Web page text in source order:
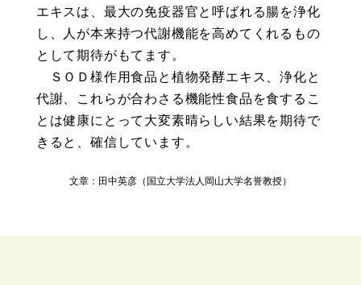
エキスは、最大の免疫器官と呼ばれる腸を浄化
し、人が本来持つ代謝機能を高めてくれるもの
として期待がもてます。
ＳＯＤ様作用食品と植物発酵エキス、浄化と
代謝、これらが合わさる機能性食品を食するこ
とは健康にとって大変素晴らしい結果を期待で
きると、確信しています。
文章：田中英彦（国立大学法人岡山大学名誉教授）